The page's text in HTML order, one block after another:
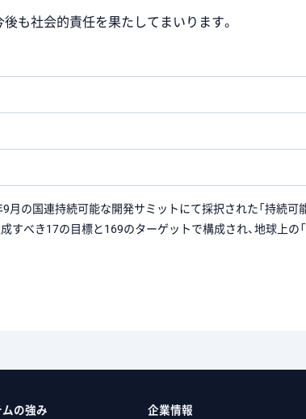
も社会的責任を果たしてまいります。
9月の国連持続可能な開発サミットにて採択された「持続
べき17の目標と169のターゲットで構成され、地球上の
の強み
企業情報